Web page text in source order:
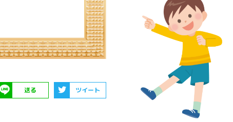
送る ツイート